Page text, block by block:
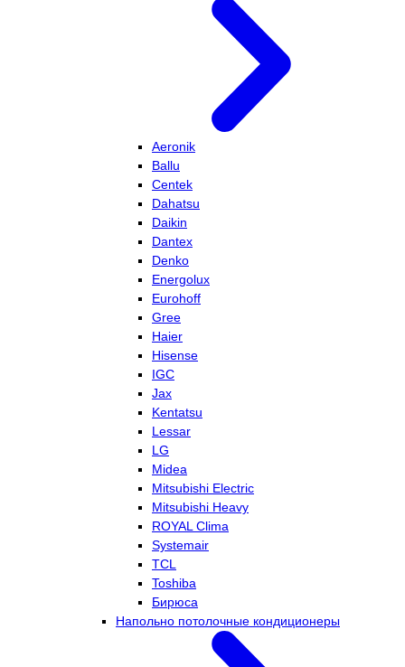
Aeronik
Ballu
Centek
Dahatsu
Daikin
Dantex
Denko
Energolux
Eurohoff
Gree
Haier
Hisense
IGC
Jax
Kentatsu
Lessar
LG
Midea
Mitsubishi Electric
Mitsubishi Heavy
ROYAL Clima
Systemair
TCL
Toshiba
Бирюса
Напольно потолочные кондиционеры